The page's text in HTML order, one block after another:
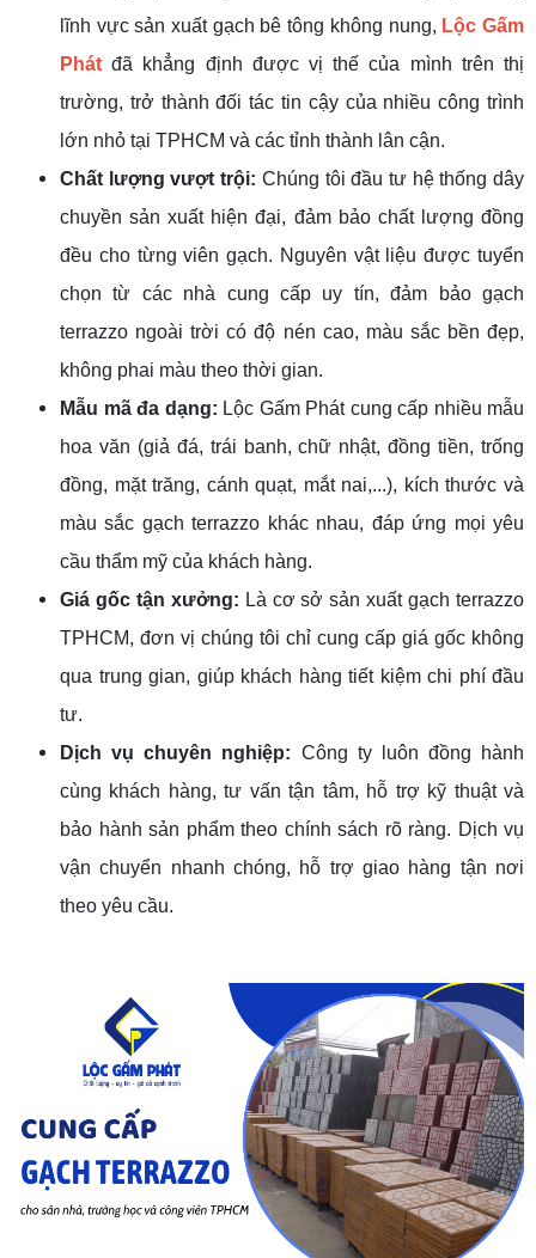
lĩnh vực sản xuất gạch bê tông không nung, Lộc Gấm
Phát đã khẳng định được vị thế của mình trên thị
trường, trở thành đối tác tin cậy của nhiều công trình
lớn nhỏ tại TPHCM và các tỉnh thành lân cận.
Chất lượng vượt trội: Chúng tôi đầu tư hệ thống dây
chuyền sản xuất hiện đại, đảm bảo chất lượng đồng
đều cho từng viên gạch. Nguyên vật liệu được tuyển
chọn từ các nhà cung cấp uy tín, đảm bảo gạch
terrazzo ngoài trời có độ nén cao, màu sắc bền đẹp,
không phai màu theo thời gian.
Mẫu mã đa dạng: Lộc Gấm Phát cung cấp nhiều mẫu
hoa văn (giả đá, trái banh, chữ nhật, đồng tiền, trống
đồng, mặt trăng, cánh quạt, mắt nai,...), kích thước và
màu sắc gạch terrazzo khác nhau, đáp ứng mọi yêu
cầu thẩm mỹ của khách hàng.
Giá gốc tận xưởng: Là cơ sở sản xuất gạch terrazzo
TPHCM, đơn vị chúng tôi chỉ cung cấp giá gốc không
qua trung gian, giúp khách hàng tiết kiệm chi phí đầu
tư.
Dịch vụ chuyên nghiệp: Công ty luôn đồng hành
cùng khách hàng, tư vấn tận tâm, hỗ trợ kỹ thuật và
bảo hành sản phẩm theo chính sách rõ ràng. Dịch vụ
vận chuyển nhanh chóng, hỗ trợ giao hàng tận nơi
theo yêu cầu.